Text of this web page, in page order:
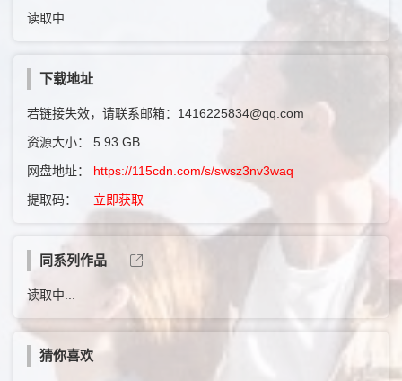
读取中...
下载地址
若链接失效，请联系邮箱：1416225834@qq.com
资源大小：
5.93 GB
网盘地址：
https://115cdn.com/s/swsz3nv3waq
提取码：
立即获取
同系列作品
读取中...
猜你喜欢